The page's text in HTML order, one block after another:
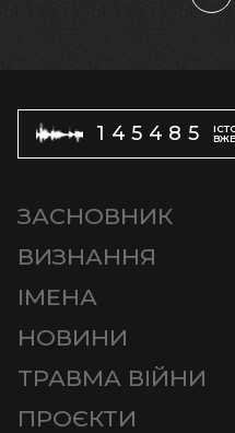
145485
ЗАСНОВНИК
ВИЗНАННЯ
ІМЕНА
НОВИНИ
ТРАВМА ВІЙНИ
ПРОЄКТИ